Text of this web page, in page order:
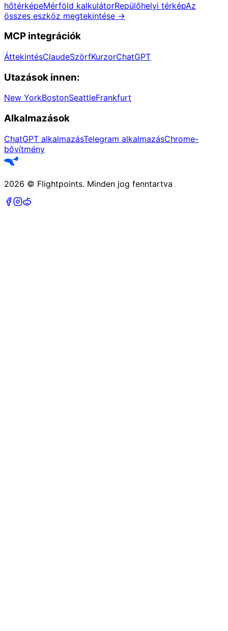
hőtérképeMérföld kalkulátorRepülőhelyi térképAz
összes eszköz megtekintése →
MCP integrációk
ÁttekintésClaudeSzörfKurzorChatGPT
Utazások innen:
New YorkBostonSeattleFrankfurt
Alkalmazások
ChatGPT alkalmazásTelegram alkalmazásChrome-
bővítmény
2026 © Flightpoints. Minden jog fenntartva